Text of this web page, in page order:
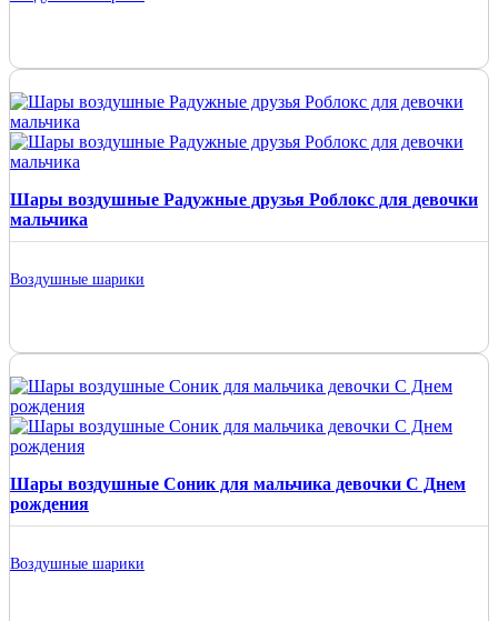
Шары воздушные Радужные друзья Роблокс для девочки
мальчика
Воздушные шарики
Шары воздушные Соник для мальчика девочки С Днем
рождения
Воздушные шарики